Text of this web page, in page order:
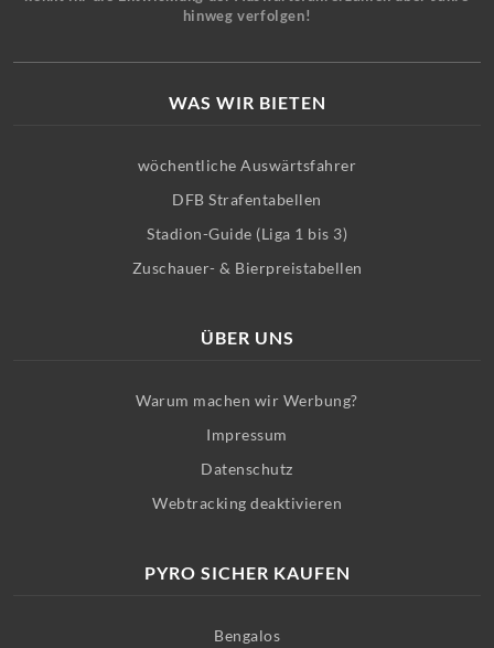
hinweg verfolgen!
WAS WIR BIETEN
wöchentliche Auswärtsfahrer
DFB Strafentabellen
Stadion-Guide (Liga 1 bis 3)
Zuschauer- & Bierpreistabellen
ÜBER UNS
Warum machen wir Werbung?
Impressum
Datenschutz
Webtracking deaktivieren
PYRO SICHER KAUFEN
Bengalos